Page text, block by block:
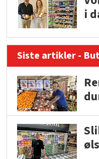
i
Siste artikler -